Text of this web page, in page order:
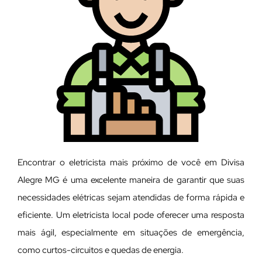
Encontrar o eletricista mais próximo de você em Divisa
Alegre MG é uma excelente maneira de garantir que suas
necessidades elétricas sejam atendidas de forma rápida e
eficiente. Um eletricista local pode oferecer uma resposta
mais ágil, especialmente em situações de emergência,
como curtos-circuitos e quedas de energia.